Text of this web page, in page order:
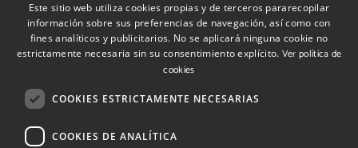
Quiénes somos
Cuéntanos tu proyecto
(+34) 848 42 19 42
info@investinnavarra.com
SPANISH
SPANISH
Este sitio web utiliza cookies propias y de terceros pararecopilar
información sobre sus preferencias de navegación, así como con
fines analíticos y publicitarios. No se aplicará ninguna cookie no
estrictamente necesaria sin su consentimiento explícito. Ver política de
cookies
COOKIES ESTRICTAMENTE NECESARIAS
COOKIES DE ANALÍTICA